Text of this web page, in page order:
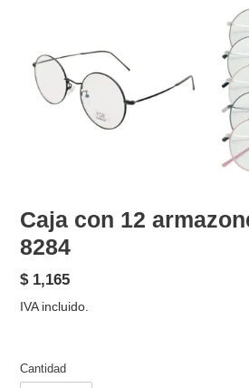
Caja con 12
8284
Precio
habitual
$ 1,165
IVA incluido.
Cantidad